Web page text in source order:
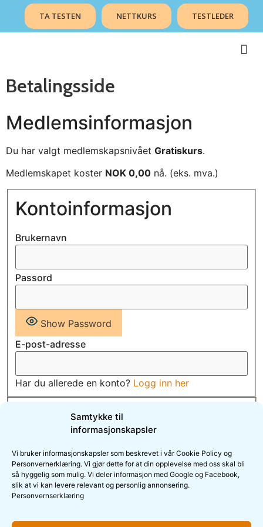
Samtykke til
informasjonskapsler
Vi bruker informasjonskapsler som beskrevet i vår Cookie Policy og
Personvernerklæring. Vi gjør dette for at din opplevelse med oss skal bli
så hyggelig som mulig. Vi deler informasjon med Google og Facebook,
slik at vi kan levere relevant og personlig annonsering.
Personvernserklæring
TA TESTEN NETTKURS TESTLEDER
Betalingsside
Medlemsinformasjon
Du har valgt medlemskapsnivået Gratiskurs.
Medlemskapet koster NOK 0,00 nå. (eks. mva.)
Kontoinformasjon
Brukernavn
Passord
Show Password
E-post-adresse
Har du allerede en konto? Logg inn her
Personvern/Datenschutzerklärung/Integritetspolicy